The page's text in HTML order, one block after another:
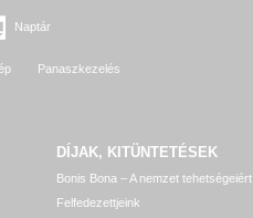
Naptár
Panaszkezelés
DÍJAK, KITÜNTETÉSEK
Bonis Bona – A nemzet tehetségeiért
Felfedezettjeink